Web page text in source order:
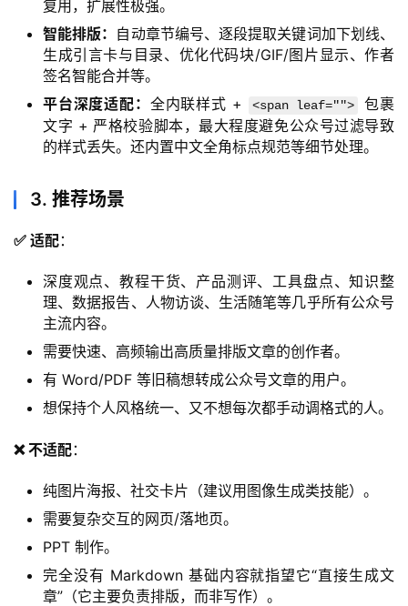
复用，扩展性极强。
智能排版： 自动章节编号、逐段提取关键词加下划线、
生成引言卡与目录、优化代码块/GIF/图片显示、作者
签名智能合并等。
平台深度适配： 全内联样式 + <span leaf="">
包裹
文字 + 严格校验脚本，最大程度避免公众号过滤导致
的样式丢失。还内置中文全角标点规范等细节处理。
3. 推荐场景
✅ 适配：
深度观点、教程干货、产品测评、工具盘点、知识整
理、数据报告、人物访谈、生活随笔等几乎所有公众号
主流内容。
需要快速、高频输出高质量排版文章的创作者。
有 Word/PDF 等旧稿想转成公众号文章的用户。
想保持个人风格统一、又不想每次都手动调格式的人。
❌ 不适配：
纯图片海报、社交卡片（建议用图像生成类技能）。
需要复杂交互的网页/落地页。
PPT 制作。
完全没有 Markdown 基础内容就指望它“直接生成文
章”（它主要负责排版，而非写作）。